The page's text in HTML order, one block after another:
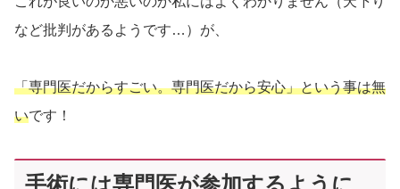
など批判があるようです…）が、
「専門医だからすごい。専門医だから安心」という事は無
いです！